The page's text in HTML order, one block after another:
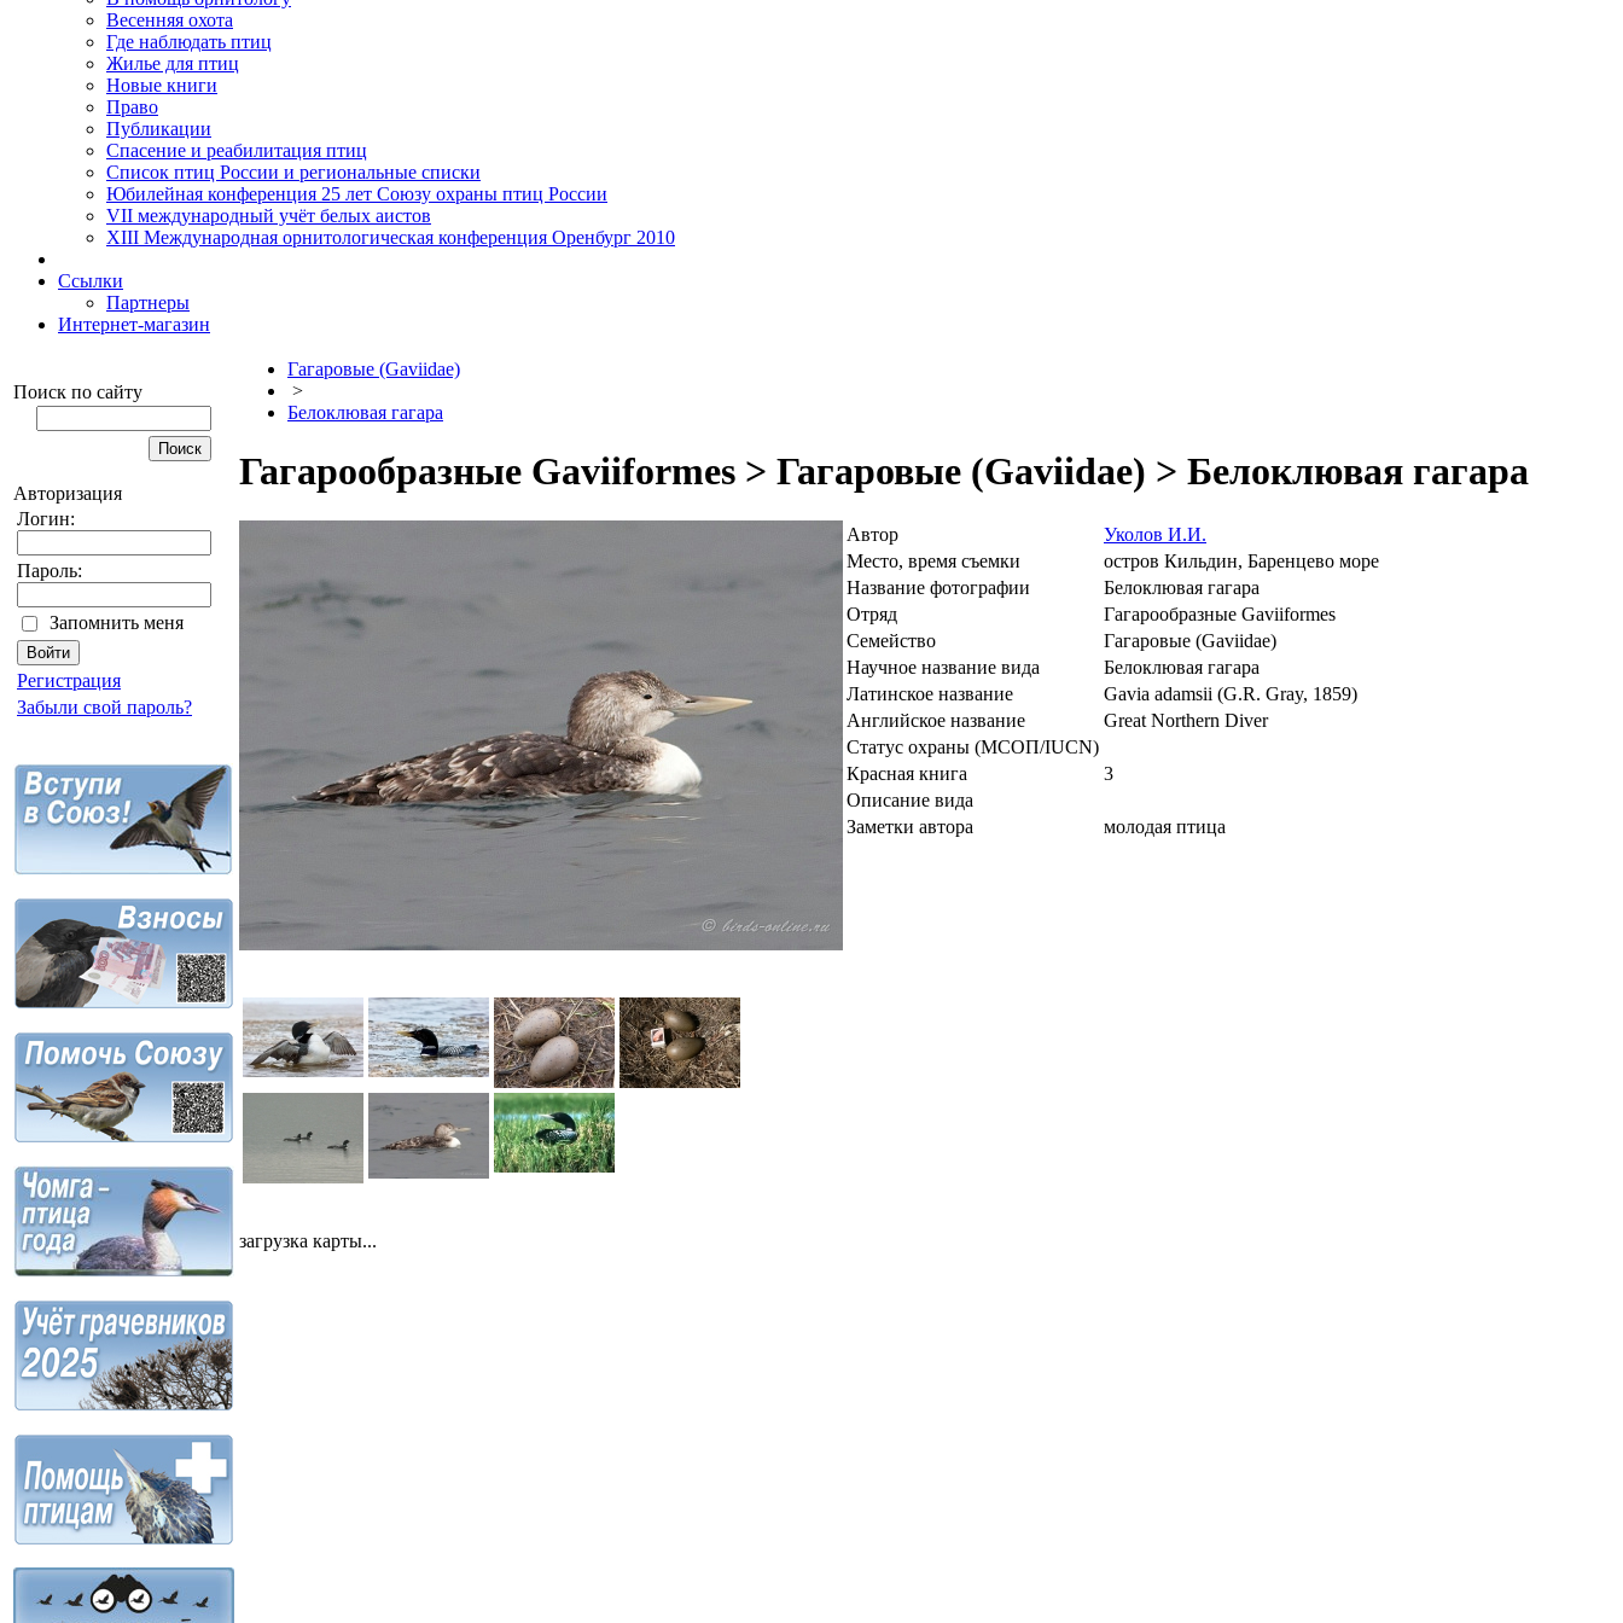
Весенняя охота
Где наблюдать птиц
Жилье для птиц
Новые книги
Право
Публикации
Спасение и реабилитация птиц
Список птиц России и региональные списки
Юбилейная конференция 25 лет Союзу охраны птиц России
VII международный учёт белых аистов
XIII Международная орнитологическая конференция Оренбург 2010
Ссылки
Партнеры
Интернет-магазин
Поиск по сайту
Авторизация
Логин:
Пароль:
Запомнить меня
Регистрация
Забыли свой пароль?
Гагаровые (Gaviidae)
>
Белоклювая гагара
Гагарообразные Gaviiformes > Гагаровые (Gaviidae) > Белоклювая гагара
Автор
Уколов И.И.
Место, время съемки
остров Кильдин, Баренцево море
Название фотографии
Белоклювая гагара
Отряд
Гагарообразные Gaviiformes
Семейство
Гагаровые (Gaviidae)
Научное название вида
Белоклювая гагара
Латинское название
Gavia adamsii (G.R. Gray, 1859)
Английское название
Great Northern Diver
Статус охраны (МСОП/IUCN)
Красная книга
3
Описание вида
Заметки автора
молодая птица
загрузка карты...